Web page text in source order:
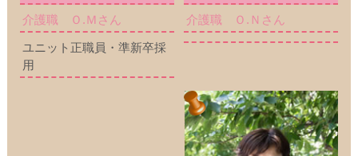
介護職 Ｏ.Ｍさん
ユニット正職員・準新卒採
用
介護職 Ｏ.Ｎさん